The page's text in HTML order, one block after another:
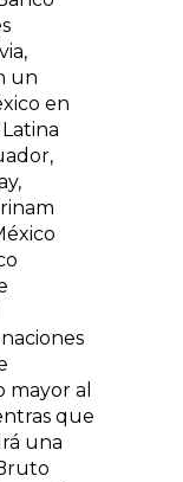
un
en
al
que
una